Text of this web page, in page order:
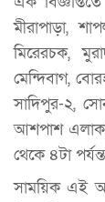
মীরাপাড়া,
মিরেরচক,
মেন্দিবাগ,
সাদিপুর-২,
আশপাশ
থেকে ৪টা
সাময়িক এই